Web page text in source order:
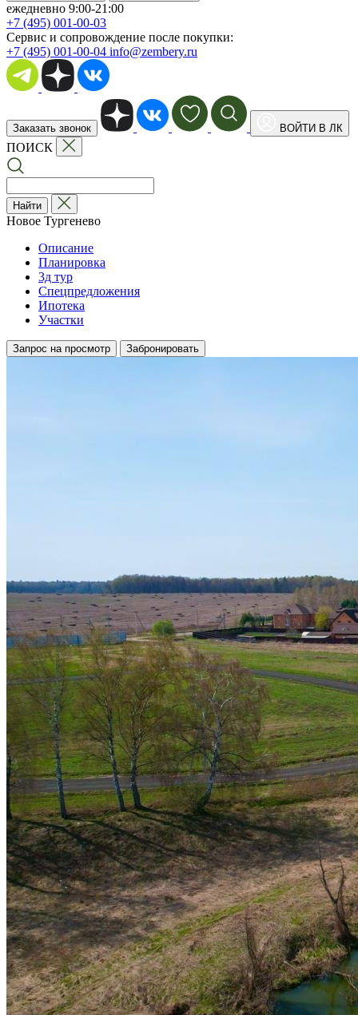
ежедневно 9:00-21:00
+7 (495) 001-00-03
Cервис и сопровождение после покупки:
+7 (495) 001-00-04 info@zembery.ru
Заказать звонок ВОЙТИ В ЛК
ПОИСК
Найти
Новое Тургенево
Описание
Планировка
3д тур
Спецпредложения
Ипотека
Участки
Запрос на просмотр Забронировать